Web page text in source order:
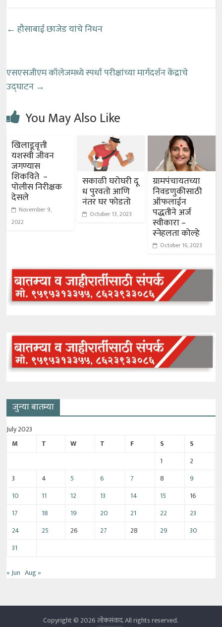
← हौसाबाई छाजेड यांचे निधन
एसएसजीएम कॉलेजमध्ये स्पर्धा परीक्षांच्या मार्गदर्शन केंद्राचे
उद्घाटन →
You May Also Like
खिलाडूवृत्ती
यशस्वी जीवन
जगण्यास
शिकविते –
पोलीस निरीक्षक
देसले
November 9,
2022
सकाळी घरोघरी दू
ध पुरवतो आणि
नंतर घर फोडतो
October 13, 2023
ग्रामपंचायतच्या
निवडणुकीसाठी
ऑफलाईन
पद्धतीने अर्ज
स्वीकारा –
स्नेहलता कोल्हे
October 16, 2023
जुन्या बातम्या
July 2023
M
T W T F S
S
1
2
3
4 5 6 7 8
9
10
11 12 13 14 15
16
17
18 19 20 21 22
23
24
25 26 27 28 29
30
31
« Jun Aug »
Copyright © 2026लोकसंवाद. All rights reserved.